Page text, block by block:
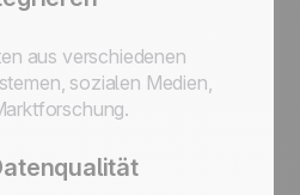
aus verschiedenen
sozialen Medien,